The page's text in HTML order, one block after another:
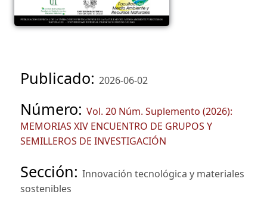
Publicado: 2026-06-02
Número: Vol. 20 Núm. Suplemento (2026):
MEMORIAS XIV ENCUENTRO DE GRUPOS Y
SEMILLEROS DE INVESTIGACIÓN
Sección: Innovación tecnológica y materiales
sostenibles